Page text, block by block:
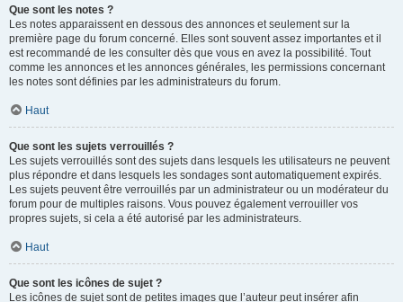
Que sont les notes ?
Les notes apparaissent en dessous des annonces et seulement sur la
première page du forum concerné. Elles sont souvent assez importantes et il
est recommandé de les consulter dès que vous en avez la possibilité. Tout
comme les annonces et les annonces générales, les permissions concernant
les notes sont définies par les administrateurs du forum.
Haut
Que sont les sujets verrouillés ?
Les sujets verrouillés sont des sujets dans lesquels les utilisateurs ne peuvent
plus répondre et dans lesquels les sondages sont automatiquement expirés.
Les sujets peuvent être verrouillés par un administrateur ou un modérateur du
forum pour de multiples raisons. Vous pouvez également verrouiller vos
propres sujets, si cela a été autorisé par les administrateurs.
Haut
Que sont les icônes de sujet ?
Les icônes de sujet sont de petites images que l’auteur peut insérer afin